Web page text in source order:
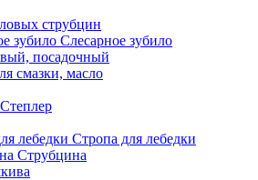
струбцин
Слесарное зубило
посадочный
смазки, масло
Степлер
Стропа для лебедки
Струбцина